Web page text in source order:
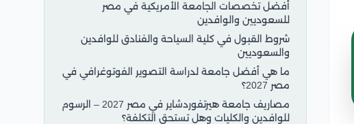
أفضل تخصصات الجامعة الأمريكية في مصر
للسعوديين والوافدين
شروط القبول في كلية السياحة والفنادق للوافدين
والسعوديين
ما هي أفضل جامعة لدراسة التصوير الفوتوغرافي في
مصر 2027؟
مصاريف جامعة هيرتفوردشاير في مصر 2027 – الرسوم
للوافدين والكليات وهل تستحق التكلفة؟